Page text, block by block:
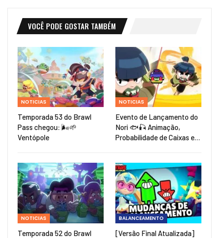
VOCÊ PODE GOSTAR TAMBÉM
NOTICIAS
Temporada 53 do Brawl
Pass chegou: 🌬️🌱
Ventópole
NOTICIAS
Evento de Lançamento do
Nori 🐟🎣 Animação,
Probabilidade de Caixas e…
NOTICIAS
Temporada 52 do Brawl
BALANCEAMENTO
[Versão Final Atualizada]